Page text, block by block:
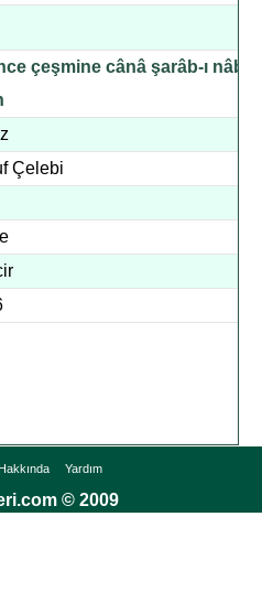
çeşmine cânâ şarâb-ı nâb
Çelebi
Yardım
© 2009